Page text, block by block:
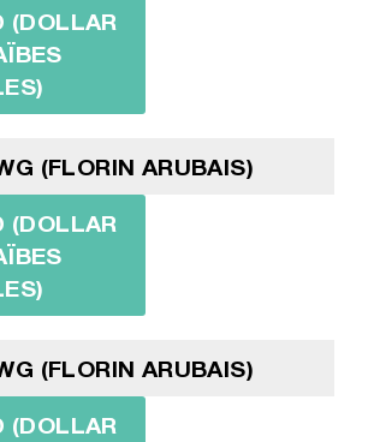
(DOLLAR
(FLORIN ARUBAIS)
(DOLLAR
(FLORIN ARUBAIS)
(DOLLAR